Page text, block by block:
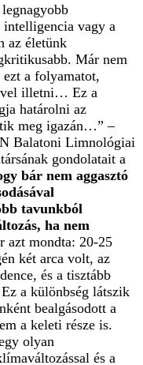
intelligencia vagy a
az életünk
Már nem
a folyamatot,
illetni… Ez a
határolni az
meg igazán…” –
Balatoni Limnológiai
gondolatait a
bár nem aggasztó
tavunkból
ha nem
azt mondta: 20-25
két arca volt, az
és a tisztább
a különbség látszik
bealgásodott a
a keleti része is.
olyan
és a